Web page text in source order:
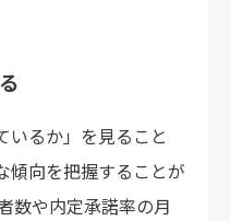
いるか」を見ること
傾向を把握することが
数や内定承諾率の月